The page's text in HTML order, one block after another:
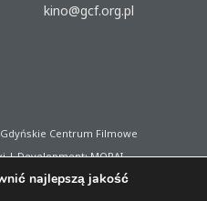
kino@gcf.org.pl
Centrum Filmowe
| Development:MORAI
najlepszą jakość